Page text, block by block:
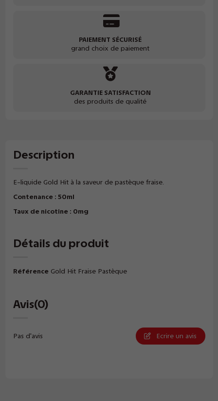
PAIEMENT SÉCURISÉ
grand choix de paiement
GARANTIE SATISFACTION
des produits de qualité
Description
E-liquide Gold Hit à la saveur de pastèque fraise.
Contenance : 50ml
Taux de nicotine : 0mg
Détails du produit
Référence Gold Hit Fraise Pastèque
Avis(0)
Pas d'avis Ecrire un avis